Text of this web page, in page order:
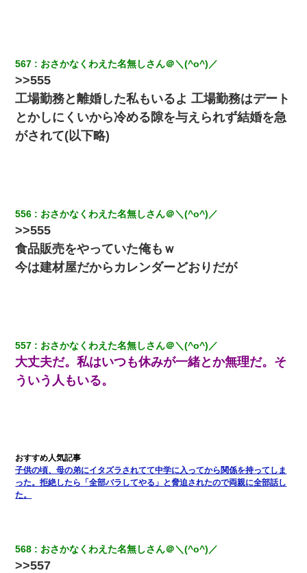
て知ってる？」
【クズ】昔、兄がお見合いして「ブスすぎｗｗｗ」と断った女性
が、兄の同級生と結婚。それを知った兄は荒れ狂い、｢嫁さん、俺
のお古ですが気分はどう？」とメールを送った→
じゃ？）→俺電話「今何してんの？」同僚「シーで並んでるこ
と！」俺「会社にいない？」→次の瞬間、すごい鳥肌が立った
姉旦那の友達「ほんとのパパだよ～」私のお腹を触ってほざく。
→思わず手を叩いて振り払ったら…
我が家のガレージに見知らぬ車。俺「もしもし、玄関にもシャッ
ターリモコンあるだろ？DOWNのボタン押してｗ」→ 待つこと１
時間弱・・・
見てから実家を出た。それから15年、妹が弟の子を妊娠したらし
くもう堕胎できない月なんだと母から連絡がきた…｜生活｜ワロ
タあんてな
私は家が貧しくて、手に職をつけようと看護師になった。だけど
卒業を控えた年の1月末、車にひかれて看護師になれなくなった。
567 おさかなくわえた名無しさん＠＼(^o^)／
>>555
工場勤務と離婚した私もいるよ 工場勤務はデート
とかしにくいから冷める隙を与えられず結婚を急
がされて(以下略)
556 おさかなくわえた名無しさん＠＼(^o^)／
>>555
食品販売をやっていた俺もｗ
今は建材屋だからカレンダーどおりだが
557 おさかなくわえた名無しさん＠＼(^o^)／
大丈夫だ。私はいつも休みが一緒とか無理だ。そ
ういう人もいる。
子供の頃、母の弟にイタズラされてて中学に入ってから関係を持ってしま
った。拒絶したら「全部バラしてやる」と脅迫されたので両親に全部話し
た。
568 おさかなくわえた名無しさん＠＼(^o^)／
>>557